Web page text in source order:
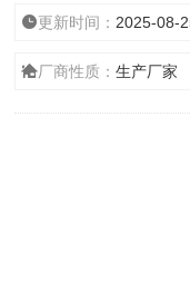
更新时间： 2025-08-
厂商性质：生产厂家